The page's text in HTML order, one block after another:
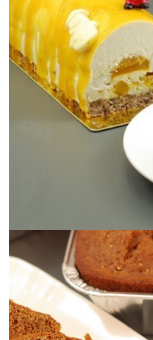
TRONCO VEGANO DE
PASIÓN (SIN
Un tronco vegano con mango, coco y